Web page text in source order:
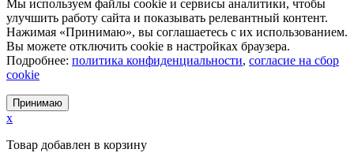
Мы используем файлы cookie и сервисы аналитики, чтобы
улучшить работу сайта и показывать релевантный контент.
Нажимая «Принимаю», вы соглашаетесь с их использованием.
Вы можете отключить cookie в настройках браузера.
Подробнее: политика конфиденциальности, согласие на сбор
cookie
Принимаю
x
Товар добавлен в корзину